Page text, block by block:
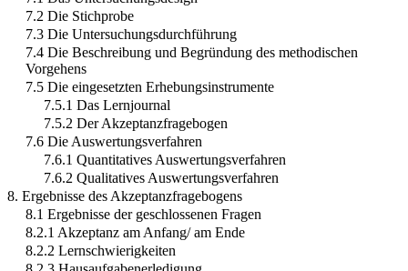
7.2 Die Stichprobe
7.3 Die Untersuchungsdurchführung
7.4 Die Beschreibung und Begründung des methodischen
Vorgehens
7.5 Die eingesetzten Erhebungsinstrumente
7.5.1 Das Lernjournal
7.5.2 Der Akzeptanzfragebogen
7.6 Die Auswertungsverfahren
7.6.1 Quantitatives Auswertungsverfahren
7.6.2 Qualitatives Auswertungsverfahren
8. Ergebnisse des Akzeptanzfragebogens
8.1 Ergebnisse der geschlossenen Fragen
8.2.1 Akzeptanz am Anfang/ am Ende
8.2.2 Lernschwierigkeiten